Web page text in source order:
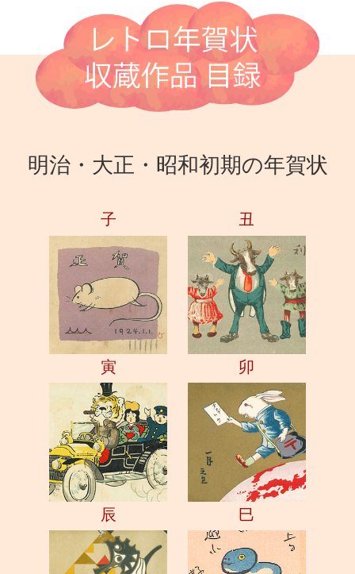
明治・大正・昭和初期の年賀状
子 丑
寅 卯
辰 巳